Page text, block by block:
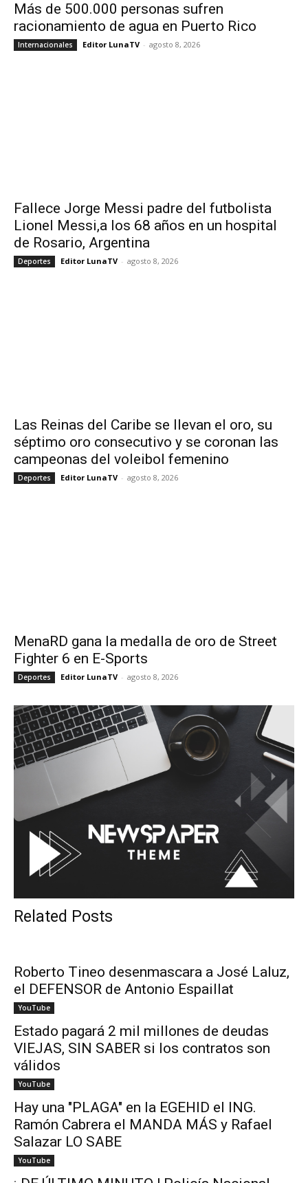
Más de 500.000 personas sufren
racionamiento de agua en Puerto Rico
Internacionales Editor LunaTV - agosto 8, 2026
Fallece Jorge Messi padre del futbolista
Lionel Messi,a los 68 años en un hospital
de Rosario, Argentina
Deportes Editor LunaTV - agosto 8, 2026
Las Reinas del Caribe se llevan el oro, su
séptimo oro consecutivo y se coronan las
campeonas del voleibol femenino
Deportes Editor LunaTV - agosto 8, 2026
MenaRD gana la medalla de oro de Street
Fighter 6 en E-Sports
Deportes Editor LunaTV - agosto 8, 2026
Related Posts
Roberto Tineo desenmascara a José Laluz,
el DEFENSOR de Antonio Espaillat
YouTube
Estado pagará 2 mil millones de deudas
VIEJAS, SIN SABER si los contratos son
válidos
YouTube
Hay una "PLAGA" en la EGEHID el ING.
Ramón Cabrera el MANDA MÁS y Rafael
Salazar LO SABE
YouTube